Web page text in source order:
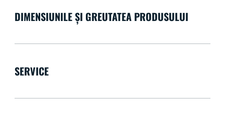
DIMENSIUNILE ȘI GREUTATEA PRODUSULUI
SERVICE